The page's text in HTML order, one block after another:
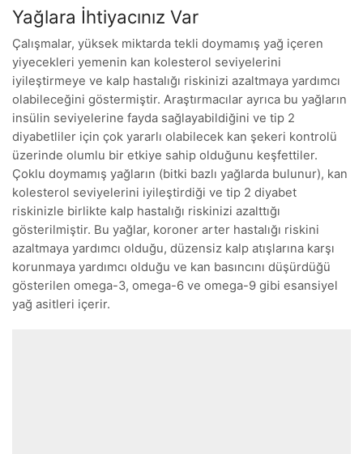
Yağlara İhtiyacınız Var
Çalışmalar, yüksek miktarda tekli doymamış yağ içeren
yiyecekleri yemenin kan kolesterol seviyelerini
iyileştirmeye ve kalp hastalığı riskinizi azaltmaya yardımcı
olabileceğini göstermiştir. Araştırmacılar ayrıca bu yağların
insülin seviyelerine fayda sağlayabildiğini ve tip 2
diyabetliler için çok yararlı olabilecek kan şekeri kontrolü
üzerinde olumlu bir etkiye sahip olduğunu keşfettiler.
Çoklu doymamış yağların (bitki bazlı yağlarda bulunur), kan
kolesterol seviyelerini iyileştirdiği ve tip 2 diyabet
riskinizle birlikte kalp hastalığı riskinizi azalttığı
gösterilmiştir. Bu yağlar, koroner arter hastalığı riskini
azaltmaya yardımcı olduğu, düzensiz kalp atışlarına karşı
korunmaya yardımcı olduğu ve kan basıncını düşürdüğü
gösterilen omega-3, omega-6 ve omega-9 gibi esansiyel
yağ asitleri içerir.